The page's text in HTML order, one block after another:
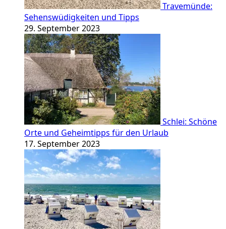
Travemünde:
Sehenswüdigkeiten und Tipps
29. September 2023
Schlei: Schöne
Orte und Geheimtipps für den Urlaub
17. September 2023